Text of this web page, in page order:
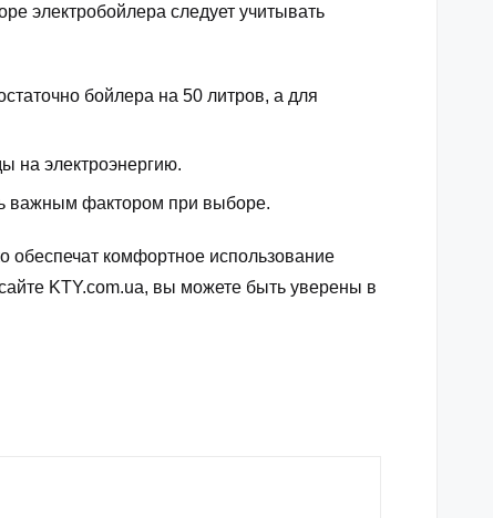
электробойлера следует учитывать
бойлера на 50 литров, а для
на электроэнергию.
важным фактором при выборе.
обеспечат комфортное использование
KTY.com.ua, вы можете быть уверены в